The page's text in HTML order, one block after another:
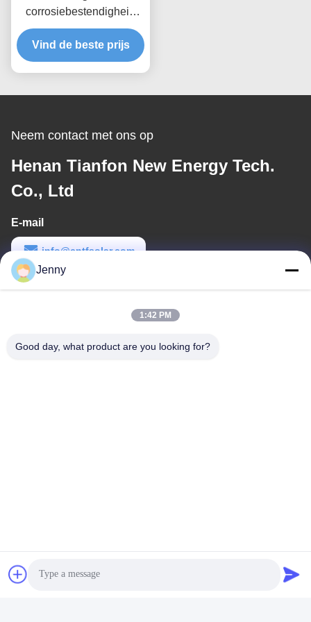
corrosiebestendigheid
Vernieuwbare
energieframe systeem Op
maat gemaakte
duurzame montage van
Vind de beste prijs
Neem contact met ons op
Henan Tianfon New Energy Tech.
Co., Ltd
E-mail
info@cntfsolar.com
Werktijd
Jenny
1:42 PM
Good day, what product are you looking for?